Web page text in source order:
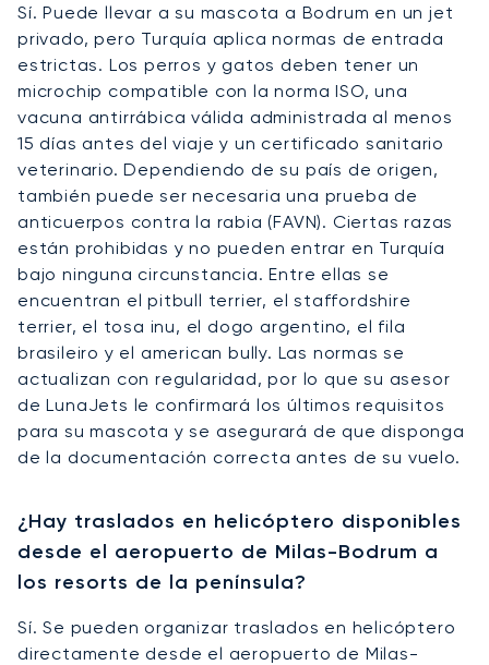
Sí. Puede llevar a su mascota a Bodrum en un jet
privado, pero Turquía aplica normas de entrada
estrictas. Los perros y gatos deben tener un
microchip compatible con la norma ISO, una
vacuna antirrábica válida administrada al menos
15 días antes del viaje y un certificado sanitario
veterinario. Dependiendo de su país de origen,
también puede ser necesaria una prueba de
anticuerpos contra la rabia (FAVN). Ciertas razas
están prohibidas y no pueden entrar en Turquía
bajo ninguna circunstancia. Entre ellas se
encuentran el pitbull terrier, el staffordshire
terrier, el tosa inu, el dogo argentino, el fila
brasileiro y el american bully. Las normas se
actualizan con regularidad, por lo que su asesor
de LunaJets le confirmará los últimos requisitos
para su mascota y se asegurará de que disponga
de la documentación correcta antes de su vuelo.
¿Hay traslados en helicóptero disponibles
desde el aeropuerto de Milas-Bodrum a
los resorts de la península?
Sí. Se pueden organizar traslados en helicóptero
directamente desde el aeropuerto de Milas-